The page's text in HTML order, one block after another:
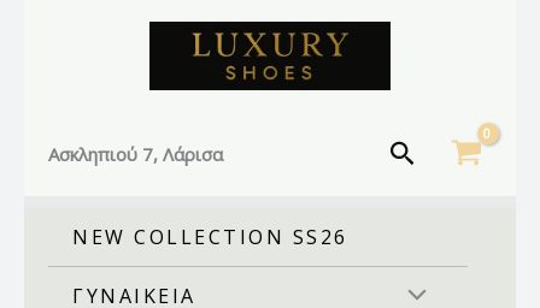
Ασκληπιού 7, Λάρισα Αναζήτηση
NEW COLLECTION SS26
ΓΥΝΑΙΚΕΙΑ